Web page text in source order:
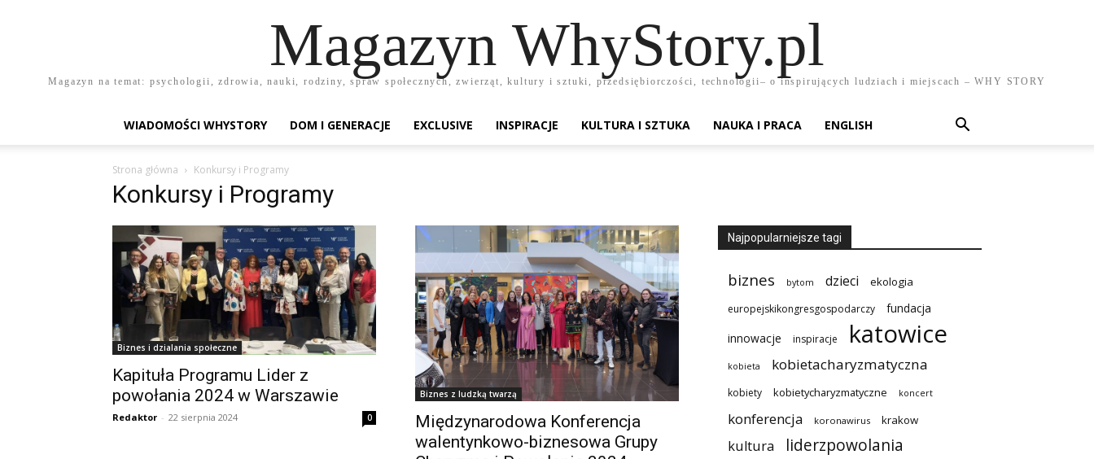
Magazyn WhyStory.pl
Magazyn na temat: psychologii, zdrowia, nauki, rodziny, spraw społecznych, zwierząt, kultury i sztuki, przedsiębiorczości, technologii– o inspirujących ludziach i miejscach – WHY STORY
WIADOMOŚCI WHYSTORY DOM I GENERACJE EXCLUSIVE INSPIRACJE KULTURA I SZTUKA NAUKA I PRACA ENGLISH
Strona główna Konkursy i Programy
Konkursy i Programy
Biznes i dzialania społeczne
Kapituła Programu Lider z
powołania 2024 w Warszawie
Redaktor - 22 sierpnia 2024 0
Biznes z ludzką twarzą
Międzynarodowa Konferencja
walentynkowo-biznesowa Grupy
Najpopularniejsze tagi
biznes bytom dzieci ekologia
europejskikongresgospodarczy fundacja
innowacje inspiracje katowice
kobieta kobietacharyzmatyczna
kobiety kobietycharyzmatyczne koncert
konferencja koronawirus krakow
kultura liderzpowolania